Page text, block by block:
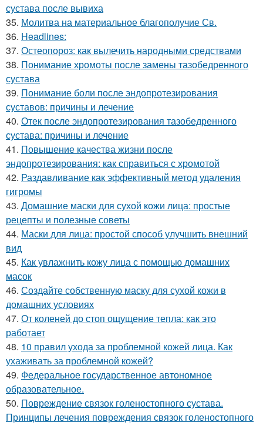
сустава после вывиха
35. Молитва на материальное благополучие Св.
36. Headlines:
37. Остеопороз: как вылечить народными средствами
38. Понимание хромоты после замены тазобедренного
сустава
39. Понимание боли после эндопротезирования
суставов: причины и лечение
40. Отек после эндопротезирования тазобедренного
сустава: причины и лечение
41. Повышение качества жизни после
эндопротезирования: как справиться с хромотой
42. Раздавливание как эффективный метод удаления
гигромы
43. Домашние маски для сухой кожи лица: простые
рецепты и полезные советы
44. Маски для лица: простой способ улучшить внешний
вид
45. Как увлажнить кожу лица с помощью домашних
масок
46. Создайте собственную маску для сухой кожи в
домашних условиях
47. От коленей до стоп ощущение тепла: как это
работает
48. 10 правил ухода за проблемной кожей лица. Как
ухаживать за проблемной кожей?
49. Федеральное государственное автономное
образовательное.
50. Повреждение связок голеностопного сустава.
Принципы лечения повреждения связок голеностопного